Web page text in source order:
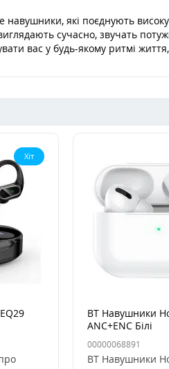
які поєднують
сучасно, звучать
вас у будь-якому ритмі
Хіт
BT Навушники
ANC+ENC Білі
00000068891
BT Навушники